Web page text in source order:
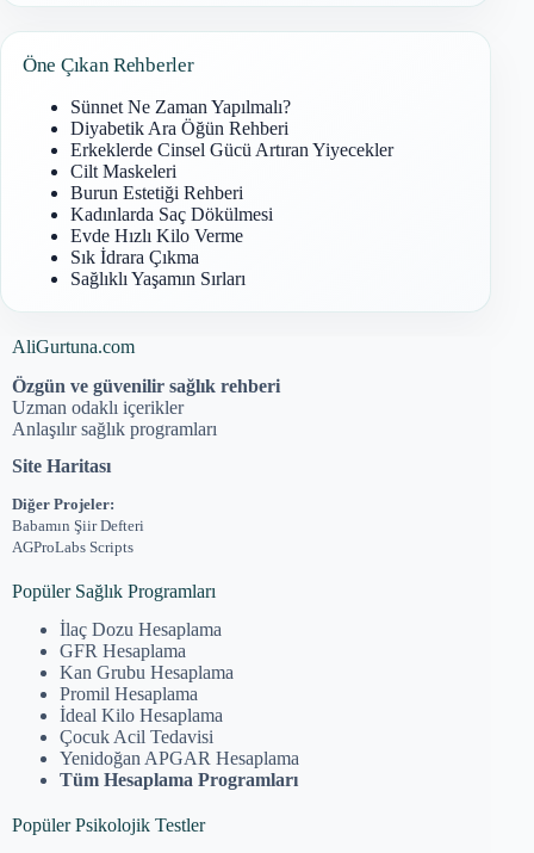
Öne Çıkan Rehberler
Sünnet Ne Zaman Yapılmalı?
Diyabetik Ara Öğün Rehberi
Erkeklerde Cinsel Gücü Artıran Yiyecekler
Cilt Maskeleri
Burun Estetiği Rehberi
Kadınlarda Saç Dökülmesi
Evde Hızlı Kilo Verme
Sık İdrara Çıkma
Sağlıklı Yaşamın Sırları
AliGurtuna.com
Özgün ve güvenilir sağlık rehberi
Uzman odaklı içerikler
Anlaşılır sağlık programları
Site Haritası
Diğer Projeler:
Babamın Şiir Defteri
AGProLabs Scripts
Popüler Sağlık Programları
İlaç Dozu Hesaplama
GFR Hesaplama
Kan Grubu Hesaplama
Promil Hesaplama
İdeal Kilo Hesaplama
Çocuk Acil Tedavisi
Yenidoğan APGAR Hesaplama
Tüm Hesaplama Programları
Popüler Psikolojik Testler